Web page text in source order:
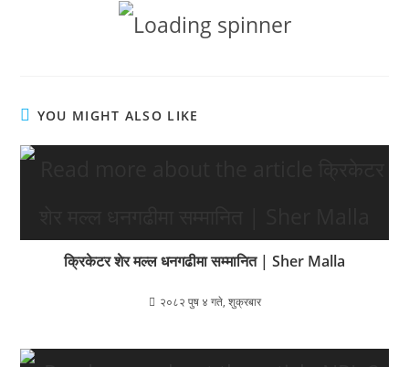
YOU MIGHT ALSO LIKE
क्रिकेटर शेर मल्ल धनगढीमा सम्मानित | Sher Malla
२०८२ पुष ४ गते, शुक्रबार